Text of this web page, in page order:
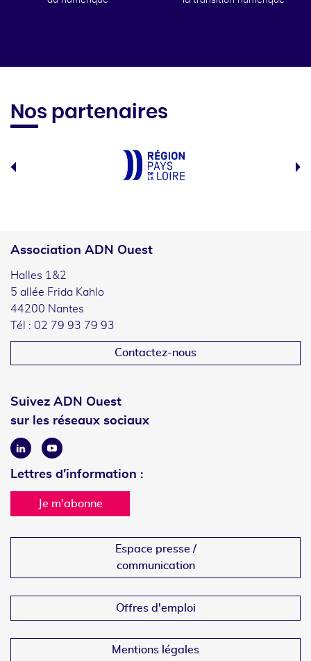
Nos partenaires
Association ADN Ouest
Halles 1&2
5 allée Frida Kahlo
44200 Nantes
Tél : 02 79 93 79 93
Contactez-nous
Suivez ADN Ouest
sur les réseaux sociaux
LinkedinYoutube
Lettres d'information :
Je m'abonne
Espace presse /
communication
Offres d'emploi
Mentions légales